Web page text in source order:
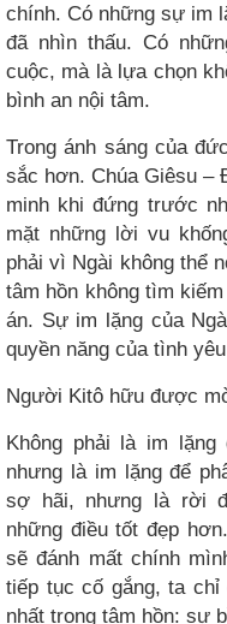
chính. Có những sự im
đã nhìn thấu. Có
cuộc, mà là lựa chọn
bình an nội tâm.
Trong ánh sáng của
sắc hơn. Chúa Giêsu –
minh khi đứng trước
mặt những lời vu
phải vì Ngài không thể
tâm hồn không tìm
án. Sự im lặng của
quyền năng của tình
Người Kitô hữu được
Không phải là im
nhưng là im lặng để
sợ hãi, nhưng là rời
những điều tốt đẹp
sẽ đánh mất chính
tiếp tục cố gắng, ta
nhất trong tâm hồn: sự